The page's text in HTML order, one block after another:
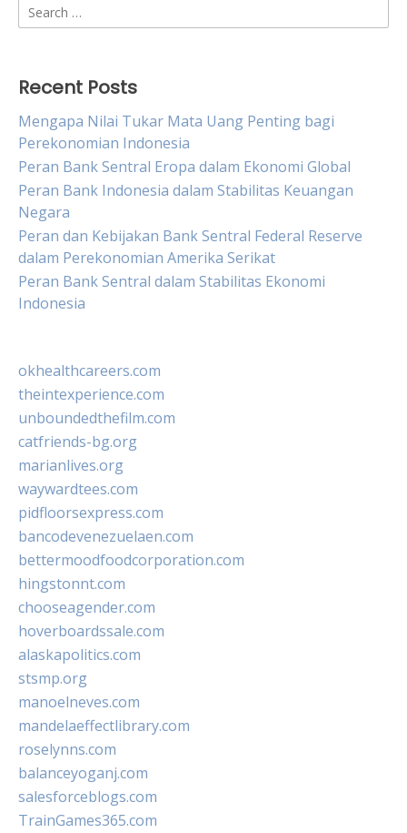
Search
for:
Recent Posts
Mengapa Nilai Tukar Mata Uang Penting bagi
Perekonomian Indonesia
Peran Bank Sentral Eropa dalam Ekonomi Global
Peran Bank Indonesia dalam Stabilitas Keuangan
Negara
Peran dan Kebijakan Bank Sentral Federal Reserve
dalam Perekonomian Amerika Serikat
Peran Bank Sentral dalam Stabilitas Ekonomi
Indonesia
okhealthcareers.com
theintexperience.com
unboundedthefilm.com
catfriends-bg.org
marianlives.org
waywardtees.com
pidfloorsexpress.com
bancodevenezuelaen.com
bettermoodfoodcorporation.com
hingstonnt.com
chooseagender.com
hoverboardssale.com
alaskapolitics.com
stsmp.org
manoelneves.com
mandelaeffectlibrary.com
roselynns.com
balanceyoganj.com
salesforceblogs.com
TrainGames365.com